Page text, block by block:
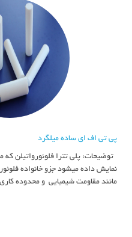
پی تی اف ای ساده میلگرد
نمايش داده ميشود جزو خانواده
مانند مقاومت شيميايي و محدوده